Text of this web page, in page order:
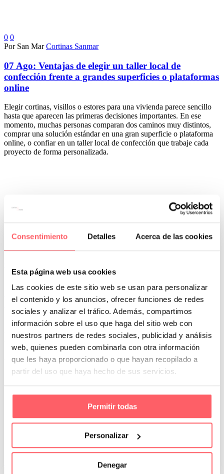
Consentimiento Detalles Acerca de las cookies
Esta página web usa cookies
Las cookies de este sitio web se usan para personalizar
el contenido y los anuncios, ofrecer funciones de redes
sociales y analizar el tráfico. Además, compartimos
información sobre el uso que haga del sitio web con
nuestros partners de redes sociales, publicidad y análisis
web, quienes pueden combinarla con otra información
que les haya proporcionado o que hayan recopilado a
partir del uso que haya hecho de sus servicios.
Permitir todas
Personalizar
Denegar
0 0
Por San Mar Cortinas Sanmar
07 Ago: Ventajas de elegir un taller local de
confección frente a grandes superficies o plataformas
online
Elegir cortinas, visillos o estores para una vivienda parece sencillo
hasta que aparecen las primeras decisiones importantes. En ese
momento, muchas personas comparan dos caminos muy distintos,
comprar una solución estándar en una gran superficie o plataforma
online, o confiar en un taller local de confección que trabaje cada
proyecto de forma personalizada.
Por San Mar Cortinas Sanmar
12 Jun:Por qué Cortinas Sanmar es la empresa de
referencia en confección textil a medida en Madrid
Elegir cortinas, visillos o estores a medida no debería ser una
decisión improvisada, influyen en cómo se vive cada estancia cada
día. Por eso, confiar en una empresa de referencia en confección
textil a medida en Madrid no es solo una cuestión estética. Es una
decisión que afecta al confort, al resultado final y a la durabilidad de
la inversión.